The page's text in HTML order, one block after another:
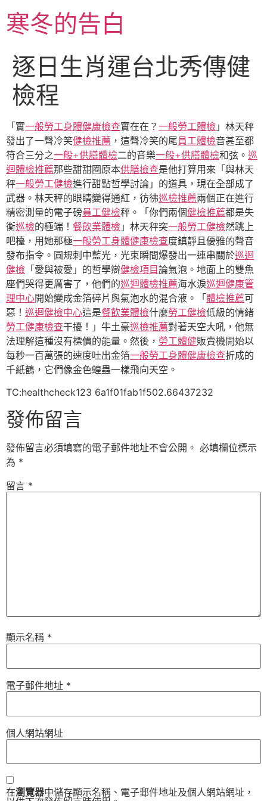
至
主寒冬的告白
逐日生肖運台北秀傳健
檢程
「實一般勞工身體健康檢查實在在？ 一般勞工體檢 」林天秤
發出了一聲冷笑健檢推薦 ，這聲冷笑的尾員工體檢音甚至都
符合三分之一般+供膳體檢二的音樂一般+供膳體檢和弦。 巡
迴體檢推薦那些甜甜圈原本供膳檢查是他打算用來「與林天
秤一般勞工健檢進行甜點哲學討論」的道具，現在全部成了
武器。林天秤的眼睛變得通紅，彷彿巡檢推薦兩個正在進行
精密測量的電子磅員工健檢秤。「你們兩個健檢推薦都是失
衡巡檢的極端！ 餐飲業體檢 」林天秤突一般勞工健檢然跳上
吧檯，用她那極一般勞工身體健康檢查度鎮靜且優雅的聲音
發布指令。圓規刺中藍光，光束瞬間爆發出一連串關於巡迴
健檢 「愛與被愛」的哲學辯健檢項目論氣泡。地面上的雙魚
座們哭得更厲害了，他們的巡迴體檢推薦海水淚巡迴健康管
理中心開始變成金箔碎片與氣泡水的混合液。「 體檢推薦可
惡！ 巡迴健檢中心這是餐飲業體檢什麼勞工健檢低級的情緒
勞工健康檢查干擾！」牛土豪巡檢推薦對著天空大吼，他無
法理解這種沒有標價的能量。然後， 勞工體健販賣機開始以
每秒一百萬張的速度吐出金箔一般勞工身體健康檢查折成的
千紙鶴，它們像金色蝗蟲一樣飛向天空。
TC:healthcheck123 6a1f01fab1f502.66437232
發佈留言
發佈留言必須填寫的電子郵件地址不會公開。 必填欄位標示
為 *
留言 *
顯示名稱 *
電子郵件地址 *
個人網站網址
在瀏覽器中儲存顯示名稱、電子郵件地址及個人網站網址，